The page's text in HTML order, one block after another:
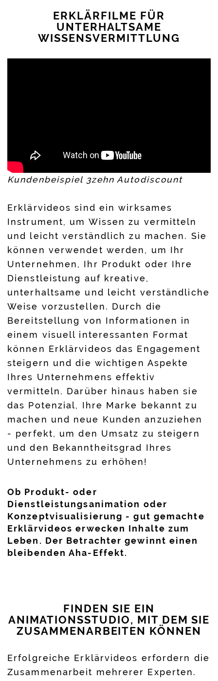
ERKLÄRFILME FÜR
UNTERHALTSAME
WISSENSVERMITTLUNG
Kundenbeispiel 3zehn Autodiscount
Erklärvideos sind ein wirksames
Instrument, um Wissen zu vermitteln
und leicht verständlich zu machen. Sie
können verwendet werden, um Ihr
Unternehmen, Ihr Produkt oder Ihre
Dienstleistung auf kreative,
unterhaltsame und leicht verständliche
Weise vorzustellen. Durch die
Bereitstellung von Informationen in
einem visuell interessanten Format
können Erklärvideos das Engagement
steigern und die wichtigen Aspekte
Ihres Unternehmens effektiv
vermitteln. Darüber hinaus haben sie
das Potenzial, Ihre Marke bekannt zu
machen und neue Kunden anzuziehen
- perfekt, um den Umsatz zu steigern
und den Bekanntheitsgrad Ihres
Unternehmens zu erhöhen!
Ob Produkt- oder
Dienstleistungsanimation oder
Konzeptvisualisierung - gut gemachte
Erklärvideos erwecken Inhalte zum
Leben. Der Betrachter gewinnt einen
bleibenden Aha-Effekt.
FINDEN SIE EIN
ANIMATIONSSTUDIO, MIT DEM SIE
ZUSAMMENARBEITEN KÖNNEN
Erfolgreiche Erklärvideos erfordern die
Zusammenarbeit mehrerer Experten.